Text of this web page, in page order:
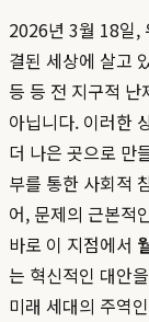
2026년 3월 18일,
결된 세상에 살고
등 등 전 지구적
아닙니다. 이러한
더 나은 곳으로 만
부를 통한 사회적
어, 문제의 근본적
바로 이 지점에서
는 혁신적인 대안
미래 세대의 주역